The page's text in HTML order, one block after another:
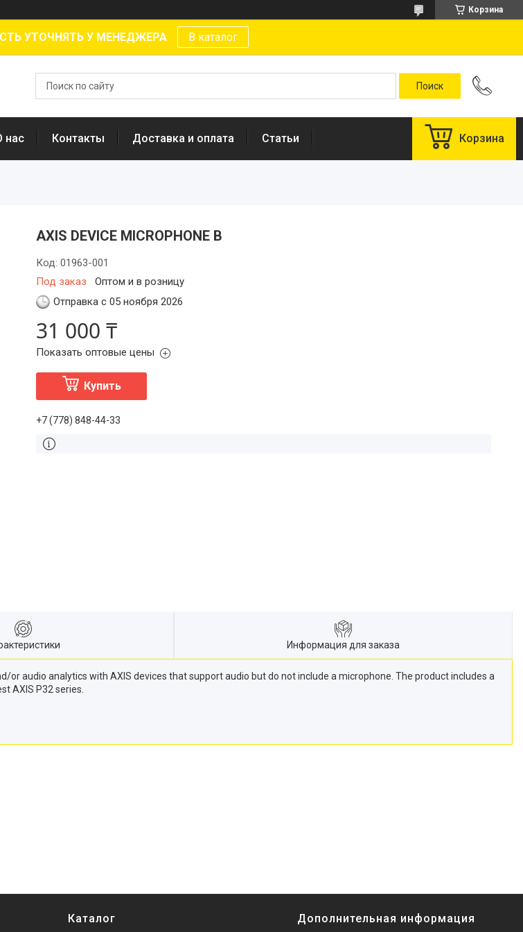
Корзина
УТОЧНЯТЬ У МЕНЕДЖЕРА В каталог
нас Контакты Доставка и оплата Статьи Корзина
AXIS DEVICE MICROPHONE B
Под заказ Оптом и в розницу
Код:01963-001
Отправка с 05 ноября 2026
31 000 ₸
Показать оптовые цены
Купить
+7 (778) 848-44-33
Информация для заказа
audio analytics with AXIS devices that support audio but do not include a microphone. The product includes a
AXIS P32 series.
Каталог Дополнительная информация